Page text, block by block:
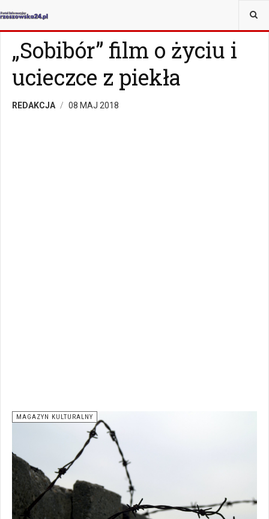
JESTEŚ TUTAJ:
„Sobibór” film o życiu i
ucieczce z piekła
REDAKCJA 08 MAJ 2018
MAGAZYN KULTURALNY